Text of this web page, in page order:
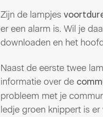
Zijn de lampjes
er een alarm is. Wil je
downloaden en het
Naast de eerste twee
informatie over de
probleem met je
ledje groen knippert is